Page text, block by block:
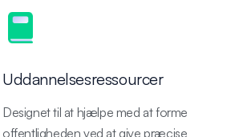
Uddannelsesressourcer
Designet til at hjælpe med at forme
offentligheden ved at give præcise